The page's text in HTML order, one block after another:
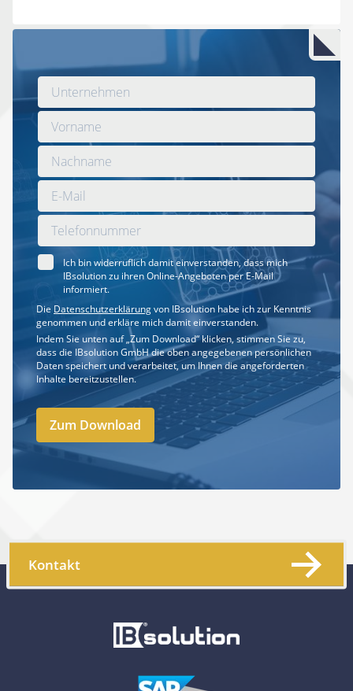
Ich bin widerruflich damit einverstanden, dass mich
IBsolution zu ihren Online-Angeboten per E-Mail
informiert.
Die Datenschutzerklärungvon IBsolution habe ich zur Kenntnis
genommen und erkläre mich damit einverstanden.
Indem Sie unten auf „Zum Download“ klicken, stimmen Sie zu,
dass die IBsolution GmbH die oben angegebenen persönlichen
Daten speichert und verarbeitet, um Ihnen die angeforderten
Inhalte bereitzustellen.
Kontakt